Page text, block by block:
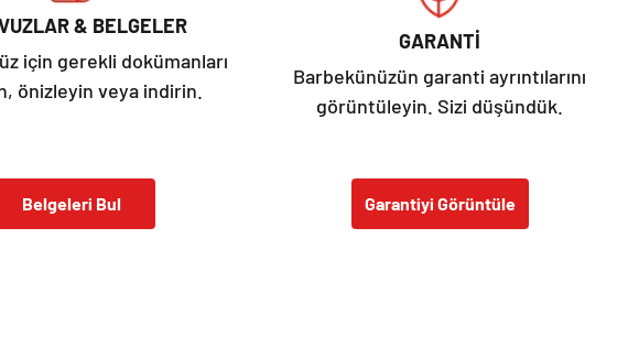
& BELGELER
için gerekli dokümanları
önizleyin veya indirin.
Belgeleri Bul
GARANTİ
Barbekünüzün garanti ayrıntılarını
görüntüleyin. Sizi düşündük.
Garantiyi Görüntüle